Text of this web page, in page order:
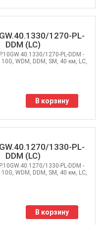
1270-PL-
DDM (LC)
В корзину
1270-PL-DDM -
10G, WDM, DDM, SM, 40 км, LC,
1330-PL-
DDM (LC)
В корзину
1330-PL-DDM -
10G, WDM, DDM, SM, 40 км, LC,